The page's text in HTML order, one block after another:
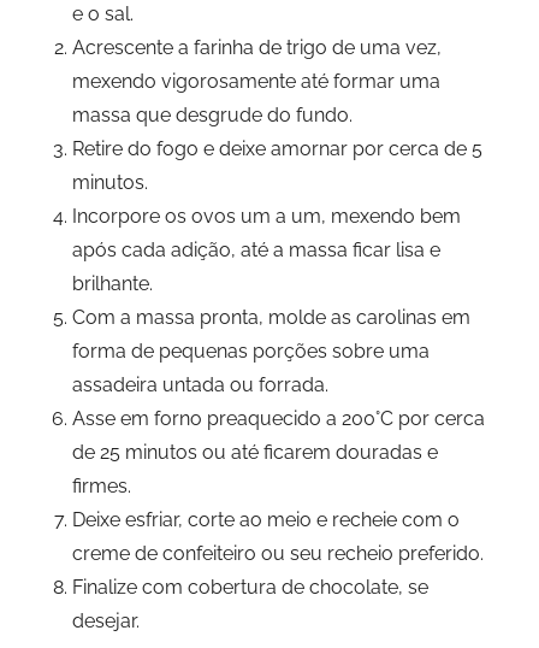
e o sal.
Acrescente a farinha de trigo de uma vez,
mexendo vigorosamente até formar uma
massa que desgrude do fundo.
Retire do fogo e deixe amornar por cerca de 5
minutos.
Incorpore os ovos um a um, mexendo bem
após cada adição, até a massa ficar lisa e
brilhante.
Com a massa pronta, molde as carolinas em
forma de pequenas porções sobre uma
assadeira untada ou forrada.
Asse em forno preaquecido a 200°C por cerca
de 25 minutos ou até ficarem douradas e
firmes.
Deixe esfriar, corte ao meio e recheie com o
creme de confeiteiro ou seu recheio preferido.
Finalize com cobertura de chocolate, se
desejar.